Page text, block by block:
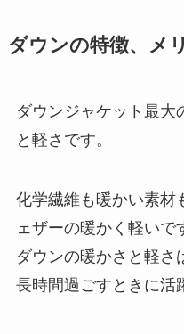
ダウンの特徴、メ
ダウンジャケット最大
と軽さです。
化学繊維も暖かい素材
ェザーの暖かく軽いで
ダウンの暖かさと軽さ
長時間過ごすときに活